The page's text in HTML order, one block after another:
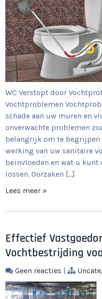
WC Verstopt door
Vochtproblemen
schade aan uw muren en
onverwachte problemen
belangrijk om te begrijpen
werking van uw sanitaire
beïnvloeden en wat u
lossen. Oorzaken […]
Lees meer »
Effectief
Vochtbestrijding
Geen reacties |